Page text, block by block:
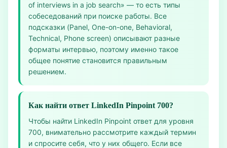
of interviews in a job search» — то есть типы
собеседований при поиске работы. Все
подсказки (Panel, One-on-one, Behavioral,
Technical, Phone screen) описывают разные
форматы интервью, поэтому именно такое
общее понятие становится правильным
решением.
Как найти ответ LinkedIn Pinpoint 700?
Чтобы найти LinkedIn Pinpoint ответ для уровня
700, внимательно рассмотрите каждый термин
и спросите себя, что у них общего. Если все